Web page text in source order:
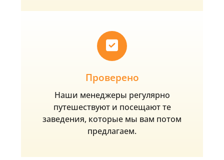
Проверено
Наши менеджеры регулярно
путешествуют и посещают те
заведения, которые мы вам потом
предлагаем.